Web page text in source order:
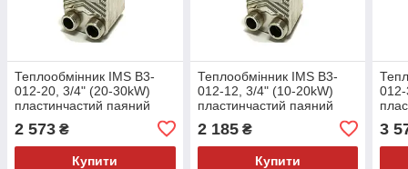
Теплообмінник IMS B3-
012-20, 3/4" (20-30kW)
пластинчастий паяний
2 573 ₴
Купити
Теплообмінник IMS B3-
012-12, 3/4" (10-20kW)
пластинчастий паяний
2 185₴
Купити
3